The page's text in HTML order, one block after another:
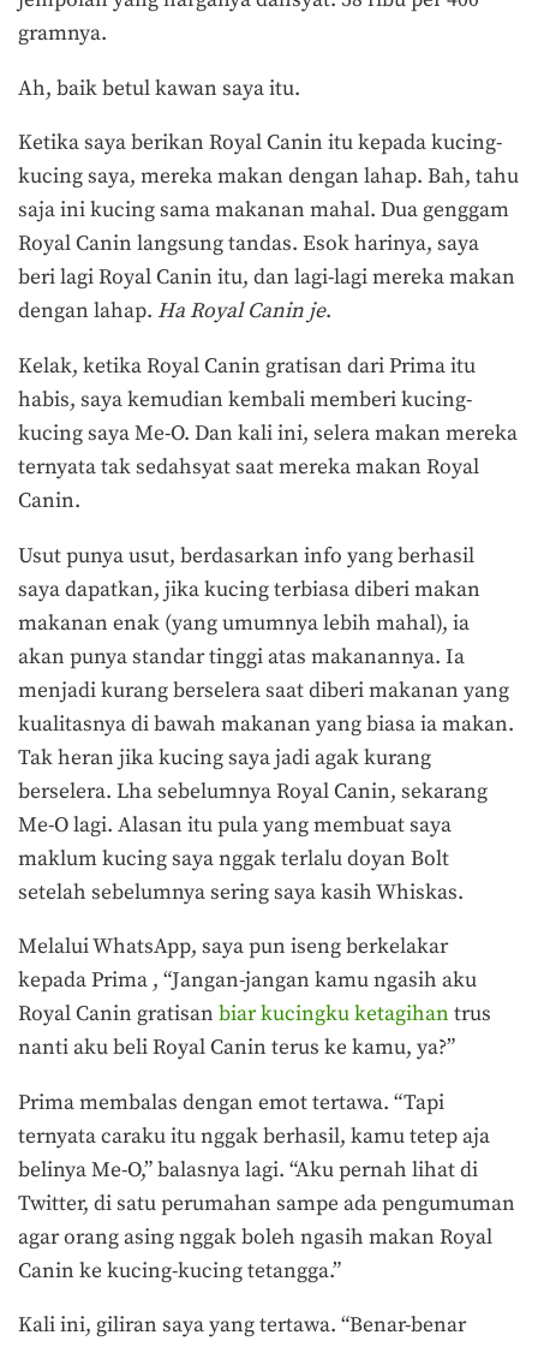
gramnya.
Ah, baik betul kawan saya itu.
Ketika saya berikan Royal Canin itu kepada kucing-
kucing saya, mereka makan dengan lahap. Bah, tahu
saja ini kucing sama makanan mahal. Dua genggam
Royal Canin langsung tandas. Esok harinya, saya
beri lagi Royal Canin itu, dan lagi-lagi mereka makan
dengan lahap. Ha Royal Canin je.
Kelak, ketika Royal Canin gratisan dari Prima itu
habis, saya kemudian kembali memberi kucing-
kucing saya Me-O. Dan kali ini, selera makan mereka
ternyata tak sedahsyat saat mereka makan Royal
Canin.
Usut punya usut, berdasarkan info yang berhasil
saya dapatkan, jika kucing terbiasa diberi makan
makanan enak (yang umumnya lebih mahal), ia
akan punya standar tinggi atas makanannya. Ia
menjadi kurang berselera saat diberi makanan yang
kualitasnya di bawah makanan yang biasa ia makan.
Tak heran jika kucing saya jadi agak kurang
berselera. Lha sebelumnya Royal Canin, sekarang
Me-O lagi. Alasan itu pula yang membuat saya
maklum kucing saya nggak terlalu doyan Bolt
setelah sebelumnya sering saya kasih Whiskas.
Melalui WhatsApp, saya pun iseng berkelakar
kepada Prima , “Jangan-jangan kamu ngasih aku
Royal Canin gratisan biar kucingku ketagihan trus
nanti aku beli Royal Canin terus ke kamu, ya?”
Prima membalas dengan emot tertawa. “Tapi
ternyata caraku itu nggak berhasil, kamu tetep aja
belinya Me-O,” balasnya lagi. “Aku pernah lihat di
Twitter, di satu perumahan sampe ada pengumuman
agar orang asing nggak boleh ngasih makan Royal
Canin ke kucing-kucing tetangga.”
Kali ini, giliran saya yang tertawa. “Benar-benar